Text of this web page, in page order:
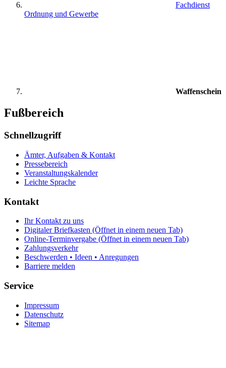
Fachdienst
Ordnung und Gewerbe
Waffenschein
Fußbereich
Schnellzugriff
Ämter, Aufgaben & Kontakt
Pressebereich
Veranstaltungskalender
Leichte Sprache
Kontakt
Ihr Kontakt zu uns
Digitaler Briefkasten (Öffnet in einem neuen Tab)
Online-Terminvergabe (Öffnet in einem neuen Tab)
Zahlungsverkehr
Beschwerden • Ideen • Anregungen
Barriere melden
Service
Impressum
Datenschutz
Sitemap